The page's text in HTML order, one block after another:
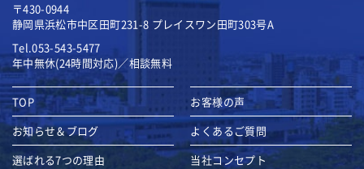
〒430-0944
静岡県浜松市中区田町231-8 プレイスワン田町303号A
Tel.053-543-5477
年中無休(24時間対応)／相談無料
TOP
お知らせ＆ブログ
選ばれる7つの理由
お客様の声
よくあるご質問
当社コンセプト